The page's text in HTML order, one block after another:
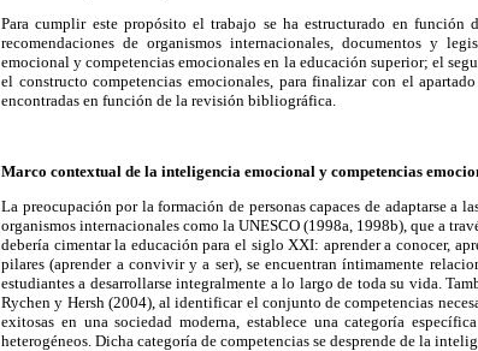
Para cumplir este propósito el trabajo se ha estructurado en función
recomendaciones de organismos internacionales, documentos y
emocional y competencias emocionales en la educación superior; el
el constructo competencias emocionales, para finalizar con el
encontradas en función de la revisión bibliográfica.
Marco contextual de la inteligencia emocional y competencias
La preocupación por la formación de personas capaces de adaptarse a
organismos internacionales como la UNESCO (1998a, 1998b), que a
debería cimentar la educación para el siglo XXI: aprender a conocer,
pilares (aprender a convivir y a ser), se encuentran íntimamente
estudiantes a desarrollarse integralmente a lo largo de toda su vida.
Rychen y Hersh (2004), al identificar el conjunto de competencias
exitosas en una sociedad moderna, establece una categoría
heterogéneos. Dicha categoría de competencias se desprende de la